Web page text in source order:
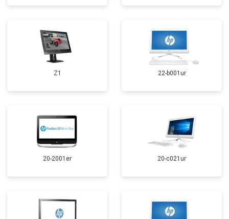
Z1 22-b001ur
20-2001er 20-c021ur